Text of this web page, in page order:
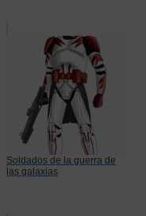
Soldados de la guerra de
las galaxias